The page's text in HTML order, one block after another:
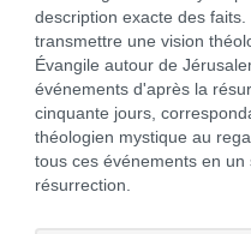
description exacte des
transmettre une vision
Évangile autour de
événements d'après la
cinquante jours,
théologien mystique au
tous ces événements en
résurrection.